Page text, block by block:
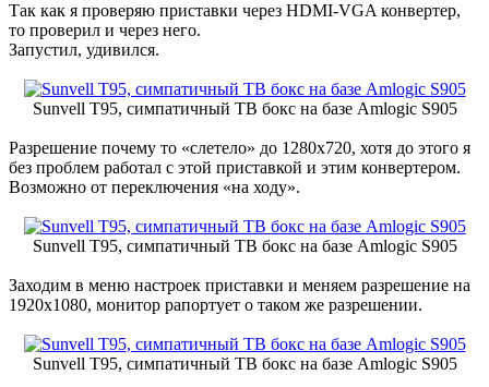
Так как я проверяю приставки через HDMI-VGA конвертер,
то проверил и через него.
Запустил, удивился.
Sunvell T95, симпатичный ТВ бокс на базе Amlogic S905
Разрешение почему то «слетело» до 1280х720, хотя до этого я
без проблем работал с этой приставкой и этим конвертером.
Возможно от переключения «на ходу».
Sunvell T95, симпатичный ТВ бокс на базе Amlogic S905
Заходим в меню настроек приставки и меняем разрешение на
1920х1080, монитор рапортует о таком же разрешении.
Sunvell T95, симпатичный ТВ бокс на базе Amlogic S905